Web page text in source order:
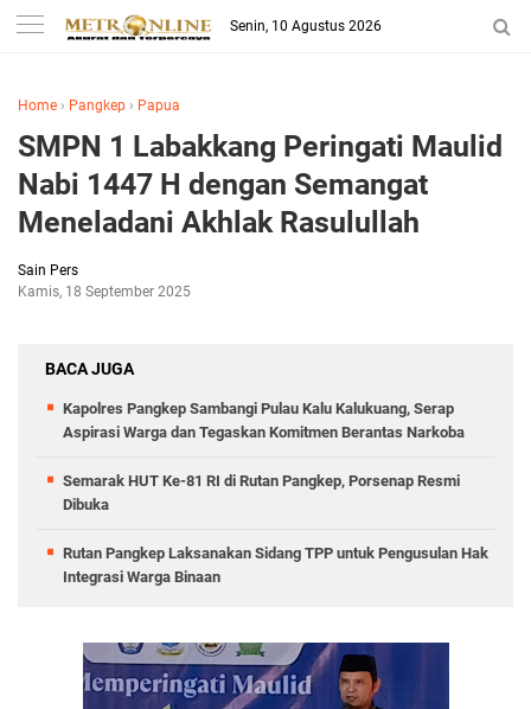
Senin, 10 Agustus 2026
Home › Pangkep › Papua
SMPN 1 Labakkang Peringati Maulid
Nabi 1447 H dengan Semangat
Meneladani Akhlak Rasulullah
Sain Pers
Kamis, 18 September 2025
BACA JUGA
Kapolres Pangkep Sambangi Pulau Kalu Kalukuang, Serap
Aspirasi Warga dan Tegaskan Komitmen Berantas Narkoba
Semarak HUT Ke-81 RI di Rutan Pangkep, Porsenap Resmi
Dibuka
Rutan Pangkep Laksanakan Sidang TPP untuk Pengusulan Hak
Integrasi Warga Binaan